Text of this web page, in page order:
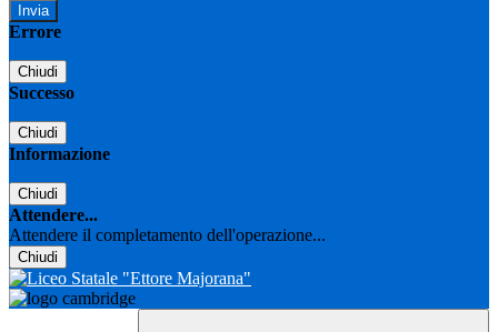
Errore
Chiudi
Successo
Chiudi
Informazione
Chiudi
Attendere...
Attendere il completamento dell'operazione...
Chiudi